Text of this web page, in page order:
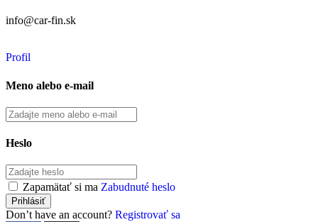
info@car-fin.sk
Profil
Meno alebo e-mail
Heslo
Zapamätať si ma Zabudnuté heslo
Don’t have an account? Registrovať sa